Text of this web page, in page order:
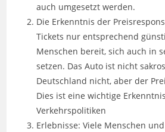
auch umgesetzt werden.
Die Erkenntnis der
Tickets nur entsprechend
Menschen bereit, sich auch in
setzen. Das Auto ist nicht
Deutschland nicht, aber der
Dies ist eine wichtige
Verkehrspolitiken
Erlebnisse: Viele Menschen